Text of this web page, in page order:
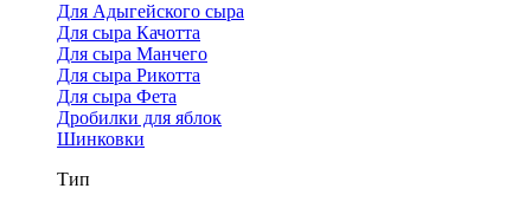
Для Адыгейского сыра
Для сыра Качотта
Для сыра Манчего
Для сыра Рикотта
Для сыра Фета
Дробилки для яблок
Шинковки
Тип